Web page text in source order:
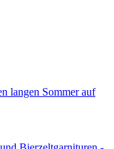
langen Sommer auf